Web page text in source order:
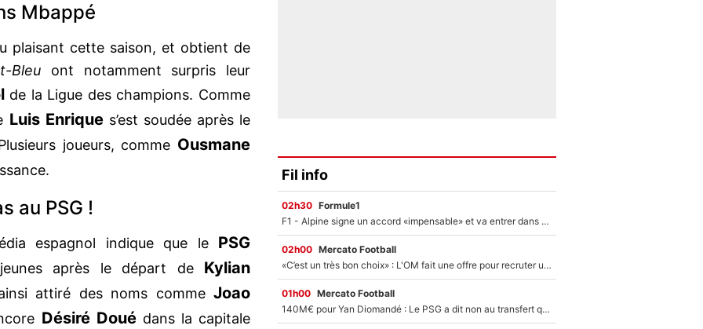
Mbappé
plaisant cette saison, et obtient de
Bleu ont notamment surpris leur
de la Ligue des champions. Comme
Luis Enriques’est soudée après le
joueurs, comme Ousmane
au PSG !
espagnol indique que le PSG
après le départ de Kylian
attiré des noms commeJoao
Désiré Douédans la capitale
Fil info
02h30 Formule1
F1 - Alpine signe un accord «impensable» et va entrer dans une nouvelle dimension : Grande nouvelle pour Pierre Gasly !
02h00 Mercato Football
«C’est un très bon choix» : L'OM fait une offre pour recruter un ancien joueur du PSG... et c'est validé dans l'After Foot !
01h00 Mercato Football
140M€ pour Yan Diomandé : Le PSG a dit non au transfert qui bat tous les records sur le mercato